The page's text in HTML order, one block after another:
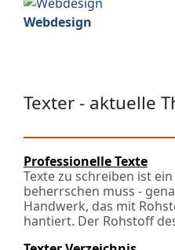
Webdesign
Texter - aktuelle
Professionelle Texte
Texte zu schreiben ist
beherrschen muss -
Handwerk, das mit
hantiert. Der Rohstoff